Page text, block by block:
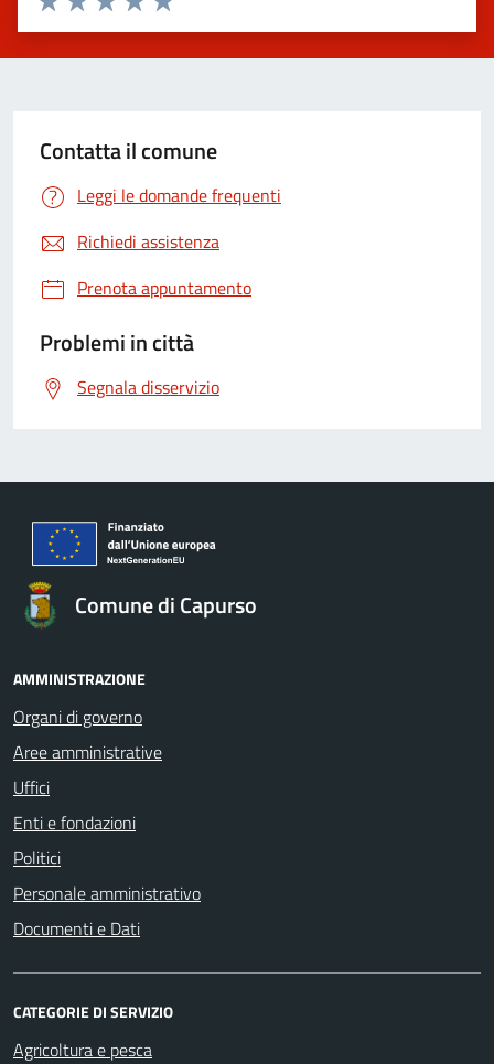
Valuta 5 stelle su 5
Valuta 4 stelle su 5
Valuta 3 stelle su 5
Valuta 2 stelle su 5
Valuta 1 stelle su 5
Contatta il comune
Leggi le domande frequenti
Richiedi assistenza
Prenota appuntamento
Problemi in città
Segnala disservizio
Comune di Capurso
AMMINISTRAZIONE
Organi di governo
Aree amministrative
Uffici
Enti e fondazioni
Politici
Personale amministrativo
Documenti e Dati
CATEGORIE DI SERVIZIO
Agricoltura e pesca